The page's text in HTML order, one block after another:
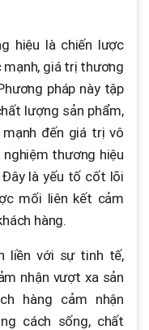
hiệu là chiến lược
giá trị thương
pháp này tập
lượng sản phẩm,
đến giá trị vô
thương hiệu
là yếu tố cốt lõi
mối liên kết cảm
hàng.
liền với sự tinh tế,
nhận vượt xa sản
hàng cảm nhận
cách sống, chất